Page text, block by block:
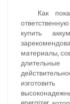
Как
купить
материалы,
изготовить